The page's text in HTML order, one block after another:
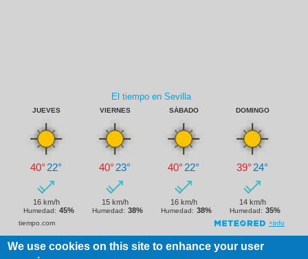
We use cookies on this site to enhance your user